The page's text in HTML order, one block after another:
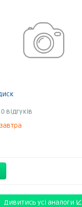
0 відгуків
Дивитись усі аналоги ↓